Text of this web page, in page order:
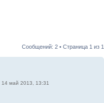
Сообщений: 2 • Страница 1 из 1
14 май 2013, 13:31